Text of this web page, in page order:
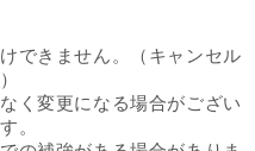
できません。（キャンセル
）
く変更になる場合がござい
。